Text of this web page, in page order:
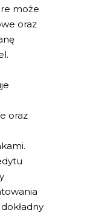
może
oraz
oraz